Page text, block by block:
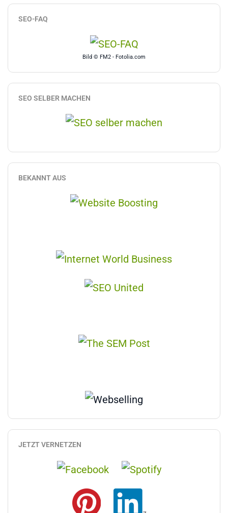
SEO-FAQ
Bild © FM2 - Fotolia.com
SEO SELBER MACHEN
BEKANNT AUS
JETZT VERNETZEN